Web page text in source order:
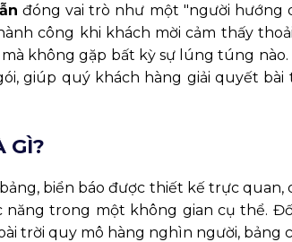
đóng vai trò như một "người hướng
công khi khách mời cảm thấy
không gặp bất kỳ sự lúng túng nào.
giúp quý khách hàng giải quyết
GÌ?
bảng, biển báo được thiết kế trực
trong một không gian cụ thể.
trời quy mô hàng nghìn người, bảng